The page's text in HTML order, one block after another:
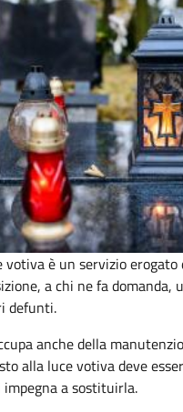
votiva è un servizio erogato
a chi ne fa domanda,
defunti.
anche della
alla luce votiva deve
impegna a sostituirla.